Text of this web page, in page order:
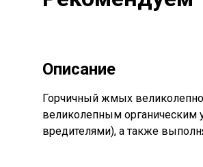
Описание
Горчичный жмых
великолепным органическим
вредителями), а также